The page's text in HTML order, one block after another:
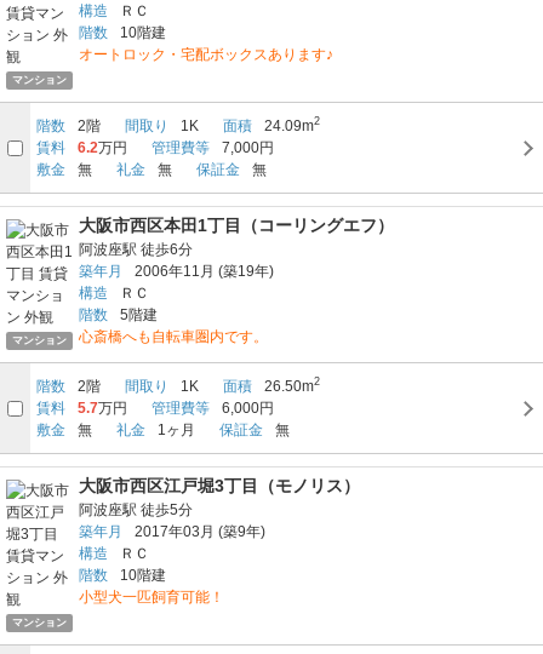
マンション
構造
ＲＣ
階数
10階建
オートロック・宅配ボックスあります♪
階数 2階 間取り 1K 面積 24.09m2
賃料 6.2万円 管理費等
7,000円
敷金
無 礼金 無 保証金 無
マンション
大阪市西区本田1丁目（コーリングエフ）
阿波座駅 徒歩6分
築年月
2006年11月 (築19年)
構造
ＲＣ
階数
5階建
心斎橋へも自転車圏内です。
階数 2階 間取り 1K 面積 26.50m2
賃料 5.7万円 管理費等
6,000円
敷金
無 礼金 1ヶ月 保証金 無
マンション
大阪市西区江戸堀3丁目（モノリス）
阿波座駅 徒歩5分
築年月
2017年03月 (築9年)
構造
ＲＣ
階数
10階建
小型犬一匹飼育可能！